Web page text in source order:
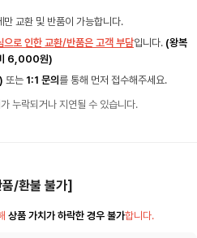
만 교환 및 반품이 가능합니다.
으로 인한 교환/반품은 고객 부담입니다. (왕복
6,000원)
또는 1:1 문의를 통해 먼저 접수해주세요.
누락되거나 지연될 수 있습니다.
/환불 불가]
상품 가치가 하락한 경우 불가합니다.